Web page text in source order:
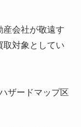
産会社が敬遠す
取対象としてい
ザードマップ区